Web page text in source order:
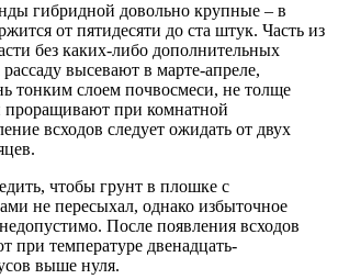
гибридной довольно крупные – в
от пятидесяти до ста штук. Часть из
без каких-либо дополнительных
высевают в марте-апреле,
тонким слоем почвосмеси, не толще
проращивают при комнатной
всходов следует ожидать от двух
чтобы грунт в плошке с
не пересыхал, однако избыточное
После появления всходов
при температуре двенадцать-
выше нуля.